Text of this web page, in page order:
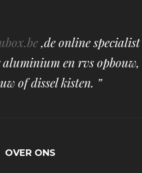
,de online specialist
en rvs opbouw,
of dissel kisten. ”
OVER ONS